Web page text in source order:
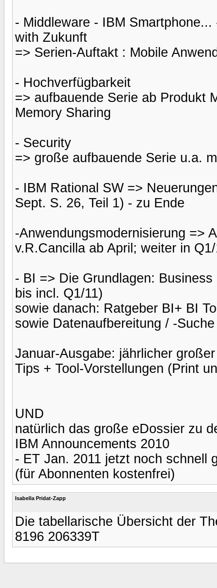
- Middleware - IBM
with Zukunft
=> Serien-Auftakt : Mobile
- Hochverfügbarkeit
=> aufbauende Serie ab Produkt
Memory Sharing
- Security
=> große aufbauende Serie u.a.
- IBM Rational SW =>
Sept. S. 26, Teil 1) - zu Ende
-Anwendungsmodernisierung =>
v.R.Cancilla ab April; weiter in
- BI => Die Grundlagen:
bis incl. Q1/11)
sowie danach: Ratgeber BI+ BI
sowie Datenaufbereitung / -
Januar-Ausgabe: jährlicher
Tips + Tool-Vorstellungen (Print
UND
natürlich das große eDossier zu
IBM Announcements 2010
- ET Jan. 2011 jetzt noch schnell
(für Abonnenten kostenfrei)
Isabella Pridat-Zapp
Die tabellarische Übersicht der
8196 206339T